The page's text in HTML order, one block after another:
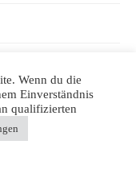
Wenn du die
Einverständnis
qualifizierten